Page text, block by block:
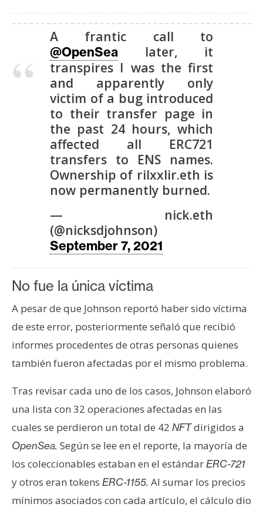
P
A frantic call to
@OpenSea later, it
transpires I was the first
and apparently only
victim of a bug introduced
to their transfer page in
the past 24 hours, which
affected all ERC721
transfers to ENS names.
Ownership of rilxxlir.eth is
now permanently burned.
— nick.eth
(@nicksdjohnson)
September 7, 2021
No fue la única víctima
A pesar de que Johnson reportó haber sido víctima
de este error, posteriormente señaló que recibió
informes procedentes de otras personas quienes
también fueron afectadas por el mismo problema.
Tras revisar cada uno de los casos, Johnson elaboró
una lista con 32 operaciones afectadas en las
cuales se perdieron un total de 42 NFTdirigidos a
OpenSea. Según se lee en el reporte, la mayoría de
los coleccionables estaban en el estándarERC-721
y otros eran tokens ERC-1155. Al sumar los precios
mínimos asociados con cada artículo, el cálculo dio